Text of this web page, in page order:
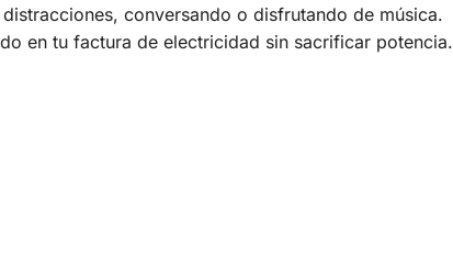
conversando o disfrutando de música.
en tu factura de electricidad sin sacrificar potencia.